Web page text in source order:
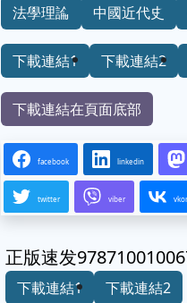
法學理論
中國近代史
下載連結1 下載連結2
下載連結在頁面底部
facebook linkedin
twitter viber
正版速发
下載連結1 下載連結2